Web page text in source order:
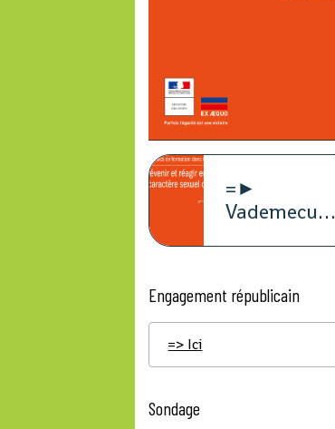
=►
Vademecum
Engagement républicain
=> Ici
Sondage